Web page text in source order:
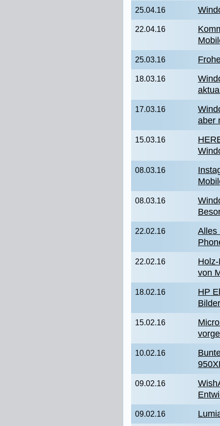
25.04.16
22.04.16
25.03.16
18.03.16
17.03.16
aber
15.03.16
08.03.16
08.03.16
22.02.16
Alles
22.02.16
von
18.02.16
HP
15.02.16
10.02.16
09.02.16
09.02.16